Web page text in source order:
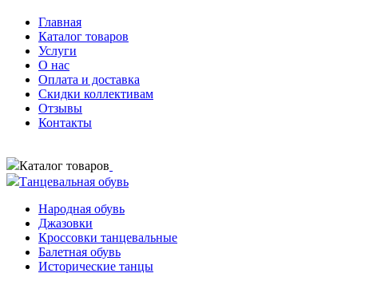
Главная
Каталог товаров
Услуги
О нас
Оплата и доставка
Скидки коллективам
Отзывы
Контакты
Каталог товаров
Танцевальная обувь
Народная обувь
Джазовки
Кроссовки танцевальные
Балетная обувь
Исторические танцы